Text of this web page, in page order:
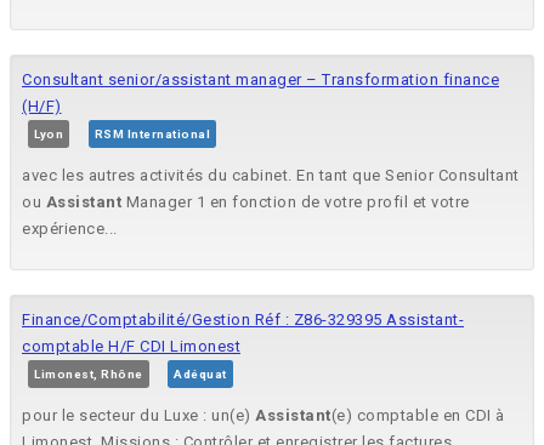
Consultant senior/assistant manager – Transformation finance
(H/F)
Lyon RSM International
avec les autres activités du cabinet. En tant que Senior Consultant
ou Assistant Manager 1 en fonction de votre profil et votre
expérience...
Finance/Comptabilité/Gestion Réf : Z86-329395 Assistant-
comptable H/F CDI Limonest
Limonest, Rhône Adéquat
pour le secteur du Luxe : un(e) Assistant(e) comptable en CDI à